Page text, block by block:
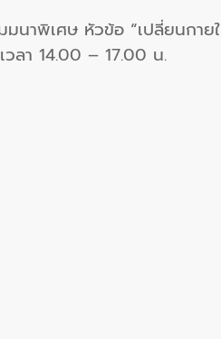
าพิเศษ หัวข้อ “เปลี่ยนกาย
ลา 14.00 – 17.00 น.